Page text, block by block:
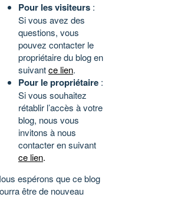
Pour les visiteurs :
Si vous avez des
questions, vous
pouvez contacter le
propriétaire du blog en
suivantce lien.
Pour le propriétaire :
Si vous souhaitez
rétablir l’accès à votre
blog, nous vous
invitons à nous
contacter en suivant
ce lien.
espérons que ce blog
être de nouveau